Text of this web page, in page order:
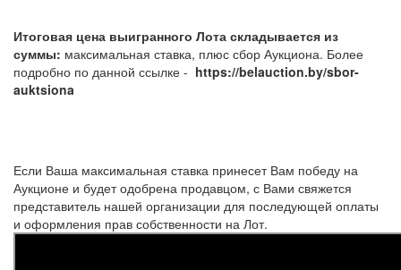
Итоговая цена выигранного Лота складывается из
суммы: максимальная ставка, плюс сбор Аукциона. Более
подробно по данной ссылке - https://belauction.by/sbor-
auktsiona
Если Ваша максимальная ставка принесет Вам победу на
Аукционе и будет одобрена продавцом, с Вами свяжется
представитель нашей организации для последующей оплаты
и оформления прав собственности на Лот.